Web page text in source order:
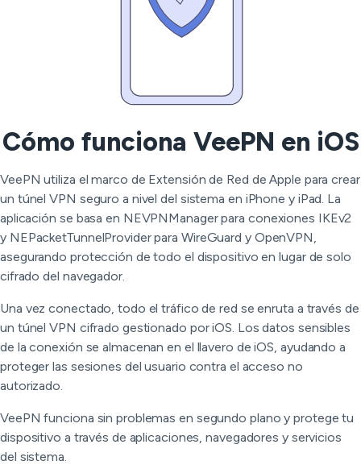
Cómo funciona VeePN en iOS
VeePN utiliza el marco de Extensión de Red de Apple para crear
un túnel VPN seguro a nivel del sistema en iPhone y iPad. La
aplicación se basa en NEVPNManager para conexiones IKEv2
y NEPacketTunnelProvider para WireGuard y OpenVPN,
asegurando protección de todo el dispositivo en lugar de solo
cifrado del navegador.
Una vez conectado, todo el tráfico de red se enruta a través de
un túnel VPN cifrado gestionado por iOS. Los datos sensibles
de la conexión se almacenan en el llavero de iOS, ayudando a
proteger las sesiones del usuario contra el acceso no
autorizado.
VeePN funciona sin problemas en segundo plano y protege tu
dispositivo a través de aplicaciones, navegadores y servicios
del sistema.